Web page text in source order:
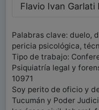
Flavio Ivan Garlati
Palabras clave: duelo,
pericia psicológica,
Tipo de trabajo:
Psiquiatría legal y
10971
Soy perito de oficio y
Tucumán y Poder